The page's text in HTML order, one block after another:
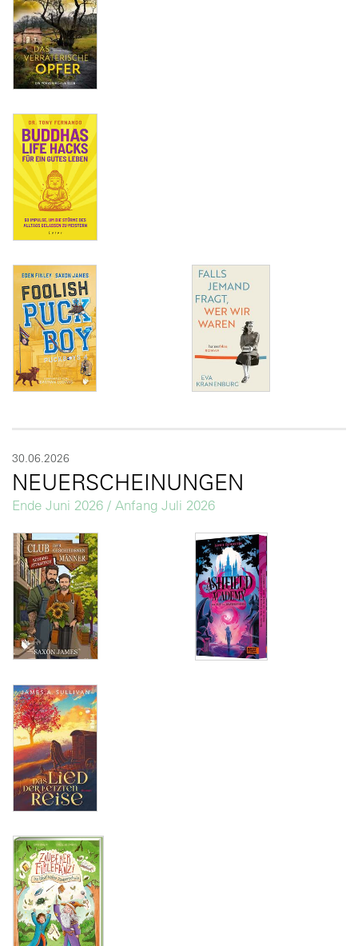
30.06.2026
NEUERSCHEINUNGEN
Ende Juni 2026 / Anfang Juli 2026